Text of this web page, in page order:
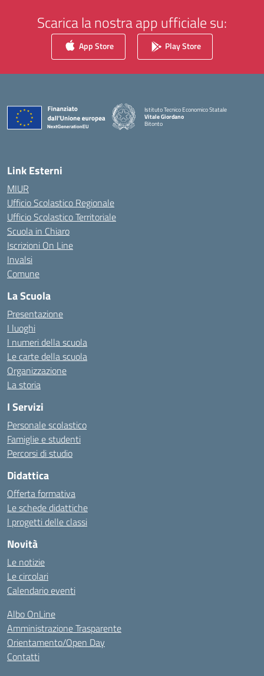
Scarica la nostra app ufficiale su:
App Store Play Store
Istituto Tecnico Economico Statale
Vitale Giordano
Bitonto
Link Esterni
MIUR
Ufficio Scolastico Regionale
Ufficio Scolastico Territoriale
Scuola in Chiaro
Iscrizioni On Line
Invalsi
Comune
La Scuola
Presentazione
I luoghi
I numeri della scuola
Le carte della scuola
Organizzazione
La storia
I Servizi
Personale scolastico
Famiglie e studenti
Percorsi di studio
Didattica
Offerta formativa
Le schede didattiche
I progetti delle classi
Novità
Le notizie
Le circolari
Calendario eventi
Albo OnLine
Amministrazione Trasparente
Orientamento/Open Day
Contatti